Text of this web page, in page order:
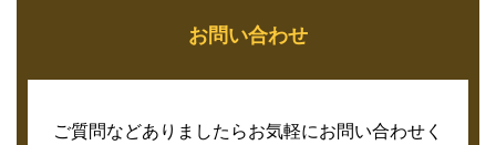
お問い合わせ
ご質問などありましたらお気軽にお問い合わせく